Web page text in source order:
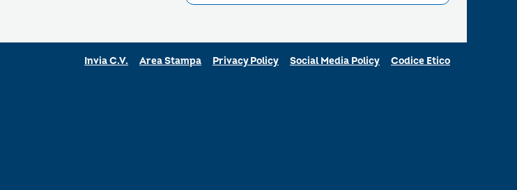
Invia C.V. Area Stampa Privacy Policy Social Media Policy Codice Etico